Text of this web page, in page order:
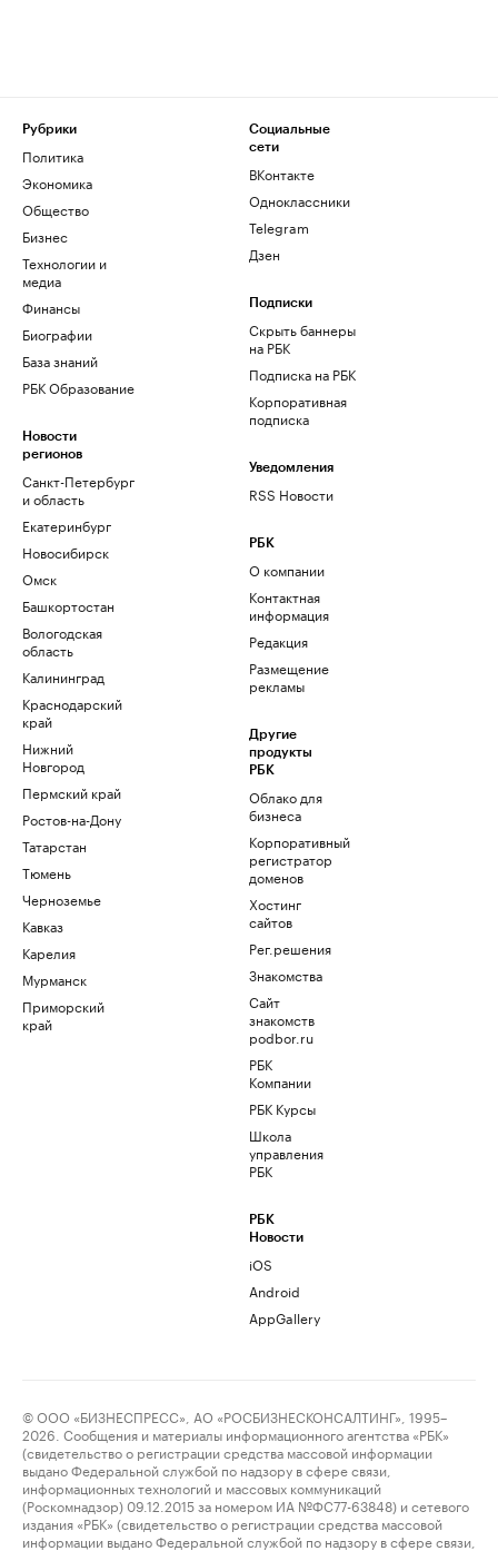
Рубрики
Политика
Экономика
Общество
Бизнес
Технологии и
медиа
Финансы
Биографии
База знаний
РБК Образование
Новости
регионов
Санкт-Петербург
и область
Екатеринбург
Новосибирск
Омск
Башкортостан
Вологодская
область
Калининград
Краснодарский
край
Нижний
Новгород
Пермский край
Ростов-на-Дону
Татарстан
Тюмень
Черноземье
Кавказ
Карелия
Мурманск
Приморский
край
Социальные
сети
ВКонтакте
Одноклассники
Telegram
Дзен
Подписки
Скрыть баннеры
на РБК
Подписка на РБК
Корпоративная
подписка
Уведомления
RSS Новости
РБК
О компании
Контактная
информация
Редакция
Размещение
рекламы
Другие
продукты
РБК
Облако для
бизнеса
Корпоративный
регистратор
доменов
Хостинг
сайтов
Рег.решения
Знакомства
Сайт
знакомств
podbor.ru
РБК
Компании
РБК Курсы
Школа
управления
РБК
РБК
Новости
iOS
Android
AppGallery
© ООО «БИЗНЕСПРЕСС», АО «РОСБИЗНЕСКОНСАЛТИНГ», 1995–
2026. Сообщения и материалы информационного агентства «РБК»
(свидетельство о регистрации средства массовой информации
выдано Федеральной службой по надзору в сфере связи,
информационных технологий и массовых коммуникаций
(Роскомнадзор) 09.12.2015 за номером ИА №ФС77-63848) и сетевого
издания «РБК» (свидетельство о регистрации средства массовой
информации выдано Федеральной службой по надзору в сфере связи,